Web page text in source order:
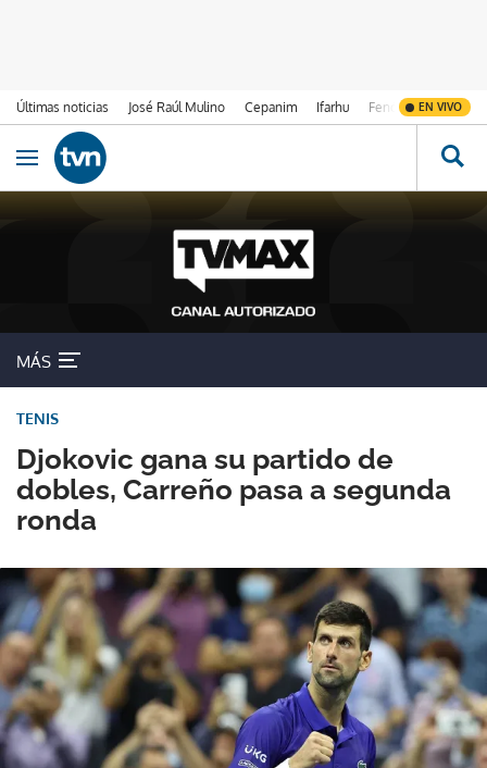
Últimas noticias José Raúl Mulino Cepanim Ifarhu Fenómeno de El
EN VIVO
Ir al contenido
Obrir navegació
MÁS
Djokovic gana su partido de
dobles, Carreño pasa a segunda
ronda
TENIS